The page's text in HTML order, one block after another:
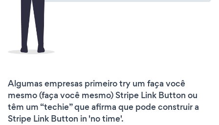
Algumas empresas primeiro try um faça você
mesmo (faça você mesmo) Stripe Link Button ou
têm um “techie” que afirma que pode construir a
Stripe Link Button in 'no time'.